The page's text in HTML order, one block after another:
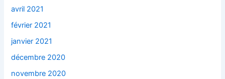
avril 2021
février 2021
janvier 2021
décembre 2020
novembre 2020